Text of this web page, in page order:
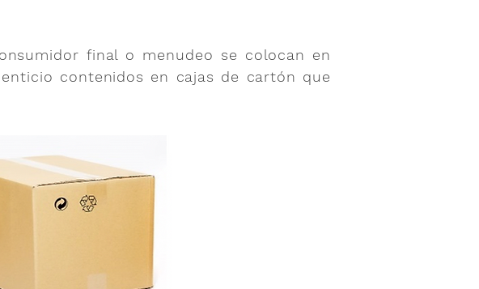
final o menudeo se colocan en
contenidos en cajas de cartón que